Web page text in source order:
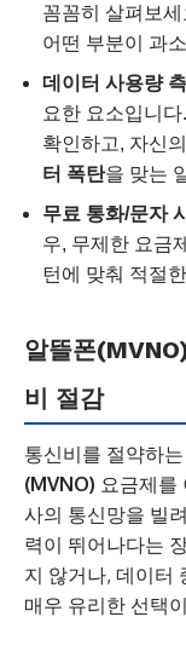
꼼꼼히 살펴보
어떤 부분이 과
데이터 사용량
요한 요소입니
확인하고, 자신
터 폭탄을 맞는
무료 통화/문자
우, 무제한 요금
턴에 맞춰 적절
알뜰폰
비 절감
통신비를 절약하
(MVNO) 요금제를
사의 통신망을 빌
력이 뛰어나다는
지 않거나, 데이터
매우 유리한 선택